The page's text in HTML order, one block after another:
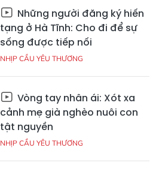
Những người đăng ký hiến
tạng ở Hà Tĩnh: Cho đi để sự
sống được tiếp nối
NHỊP CẦU YÊU THƯƠNG
Vòng tay nhân ái: Xót xa
cảnh mẹ già nghèo nuôi con
tật nguyền
NHỊP CẦU YÊU THƯƠNG